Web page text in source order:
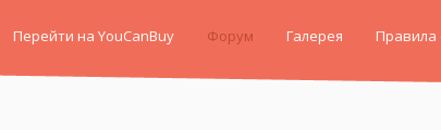
Перейти на YouCanBuy Форум Галерея Правила